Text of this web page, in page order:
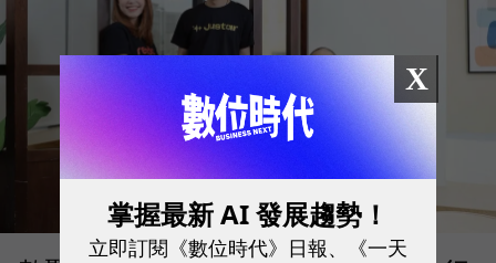
X
掌握最新 AI 發展趨勢！
立即訂閱《數位時代》日報、《一天